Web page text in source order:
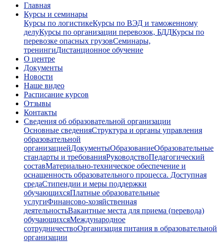
Главная
Курсы и семинары
Курсы по логистикеКурсы по ВЭД и таможенному
делуКурсы по организации перевозок, БДДКурсы по
перевозке опасных грузовСеминары,
тренингиДистанционное обучение
О центре
Документы
Новости
Наше видео
Расписание курсов
Отзывы
Контакты
Сведения об образовательной организации
Основные сведенияСтруктура и органы управления
образовательной
организациейДокументыОбразованиеОбразовательные
стандарты и требованияРуководствоПедагогический
составМатериально-техническое обеспечение и
оснащенность образовательного процесса. Доступная
средаСтипендии и меры поддержки
обучающихсяПлатные образовательные
услугиФинансово-хозяйственная
деятельностьВакантные места для приема (перевода)
обучающихсяМеждународное
сотрудничествоОрганизация питания в образовательной
организации